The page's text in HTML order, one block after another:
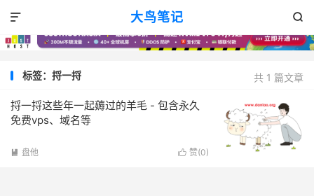
大鸟笔记 

共 1 篇文章
标签：捋一捋
捋一捋这些年一起薅过的羊毛 - 包含永久
免费vps、域名等
 赞(0)
 盘他